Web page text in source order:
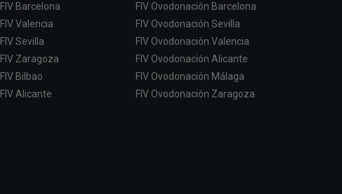
FIV Barcelona
FIV Valencia
FIV Sevilla
FIV Zaragoza
FIV Bilbao
FIV Alicante
FIV Ovodonación Barcelona
FIV Ovodonación Sevilla
FIV Ovodonación Valencia
FIV Ovodonación Alicante
FIV Ovodonación Málaga
FIV Ovodonación Zaragoza